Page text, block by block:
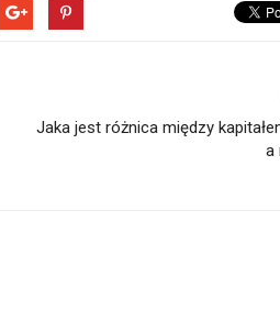
Jaka jest różnica między
a